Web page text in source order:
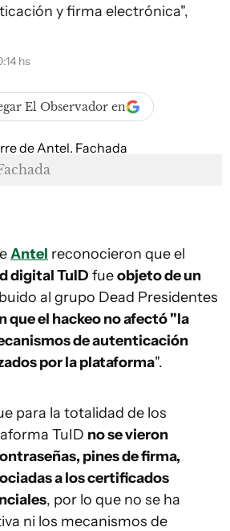
y firma electrónica",
hs
El Observador en
Antel reconocieron que el
digital TuID fueobjeto de un
al grupo Dead Presidentes
que el hackeo no afectó "la
de autenticación
por la plataforma".
para la totalidad de los
TuID no se vieron
pines de firma,
a los certificados
, por lo que no se ha
ni los mecanismos de